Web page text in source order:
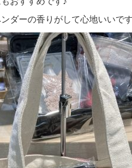
ダーの香りがして心地いいで